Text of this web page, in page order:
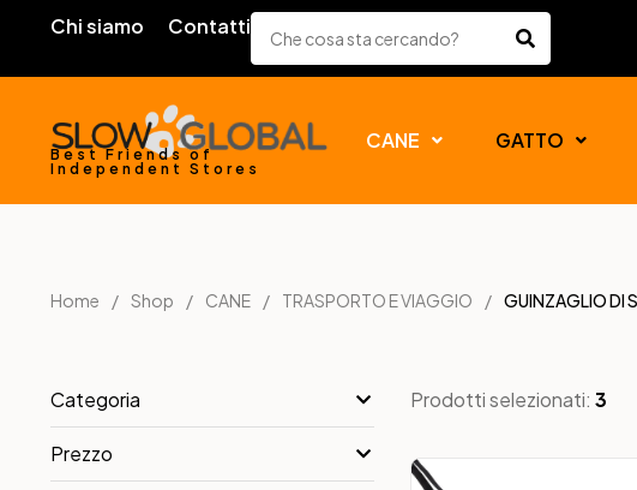
Chi siamo Contatti
Best Friends of
Independent Stores
CANE GATTO
Home Shop CANE TRASPORTO E VIAGGIO GUINZAGLIO DI
Categoria
Prezzo
Prodotti selezionati: 3